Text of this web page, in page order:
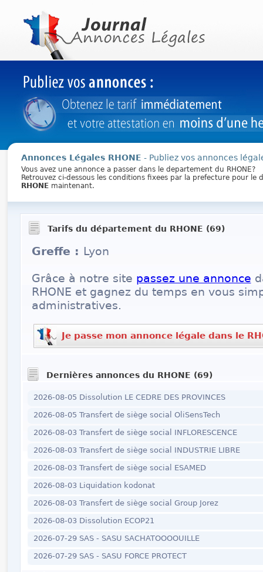
Annonces Légales RHONE - Publiez vos annonces
Vous avez une annonce a passer dans le departement du RHONE?
Retrouvez ci-dessous les conditions fixees par la prefecture pour
RHONEmaintenant.
Tarifs du département du RHONE (69)
Greffe : Lyon
Grâce à notre site passez une annonce
RHONE et gagnez du temps en vous
administratives.
Je passe mon annonce légale dans le
Dernières annonces du RHONE (69)
2026-08-05 Dissolution LE CEDRE DES PROVINCES
2026-08-05 Transfert de siège social OliSensTech
2026-08-03 Transfert de siège social INFLORESCENCE
2026-08-03 Transfert de siège social INDUSTRIE LIBRE
2026-08-03 Transfert de siège social ESAMED
2026-08-03 Liquidation kodonat
2026-08-03 Transfert de siège social Group Jorez
2026-08-03 Dissolution ECOP21
2026-07-29 SAS - SASU SACHATOOOOUILLE
2026-07-29 SAS - SASU FORCE PROTECT